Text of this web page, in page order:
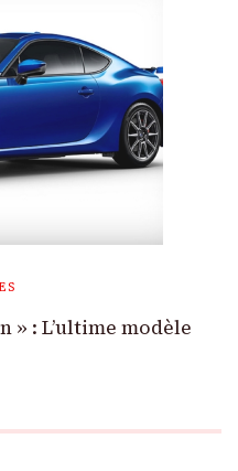
» : L’ultime modèle